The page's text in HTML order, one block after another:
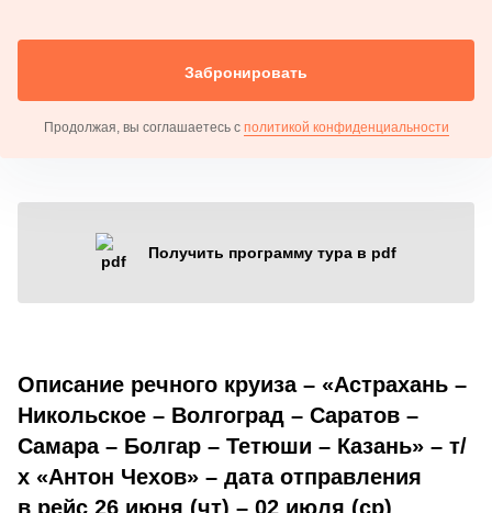
Забронировать
Продолжая, вы соглашаетесь с политикой конфиденциальности
Получить программу тура в pdf
Описание речного круиза – «Астрахань –
Никольское – Волгоград – Саратов –
Самара – Болгар – Тетюши – Казань» – т/
х «Антон Чехов» – дата отправления
в рейс 26 июня (чт) – 02 июля (ср)